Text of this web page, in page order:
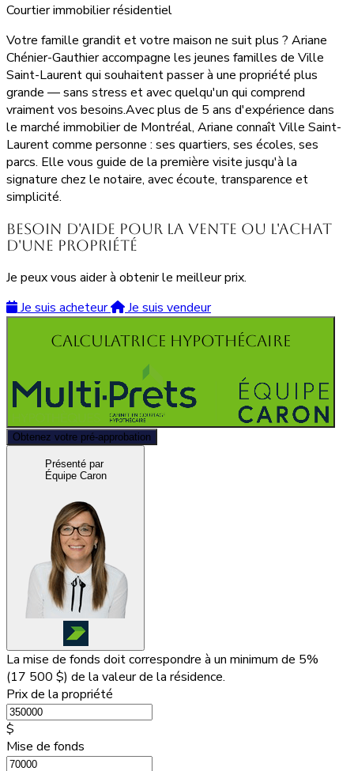
Courtier immobilier résidentiel
Votre famille grandit et votre maison ne suit plus ? Ariane
Chénier-Gauthier accompagne les jeunes familles de Ville
Saint-Laurent qui souhaitent passer à une propriété plus
grande — sans stress et avec quelqu'un qui comprend
vraiment vos besoins.Avec plus de 5 ans d'expérience dans
le marché immobilier de Montréal, Ariane connaît Ville Saint-
Laurent comme personne : ses quartiers, ses écoles, ses
parcs. Elle vous guide de la première visite jusqu'à la
signature chez le notaire, avec écoute, transparence et
simplicité.
Besoin d'aide pour la vente ou l'achat
d'une propriété
Je peux vous aider à obtenir le meilleur prix.
Je suis acheteur
Je suis vendeur
Calculatrice hypothécaire
Obtenez votre pré-approbation
Présenté par
Équipe Caron
La mise de fonds doit correspondre à un minimum de 5%
(17 500 $) de la valeur de la résidence.
Prix de la propriété
$
Mise de fonds